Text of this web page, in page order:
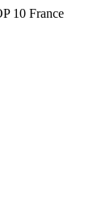
10 France